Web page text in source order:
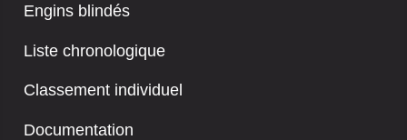
Engins blindés
Liste chronologique
Classement individuel
Documentation